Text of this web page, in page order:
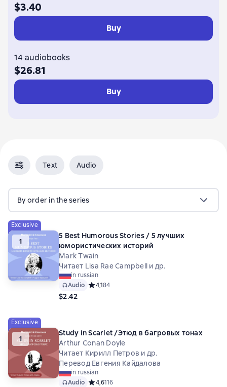
$3.40
Buy
14 audiobooks
$26.81
Buy
Text Audio
By order in the series
Exclusive
1
5 Best Humorous Stories / 5 лучших
юмористических историй
Mark Twain
Читает Lisa Rae Campbell и др.
in russian
Audio Средний рейтинг 4,1 на основе 84 оценок
4,184
$2.42
Exclusive
1
Study in Scarlet /Этюд в багровых тонах
Arthur Conan Doyle
Читает Кирилл Петров и др.
Перевод Евгения Кайдалова
in russian
Audio Средний рейтинг 4,6 на основе 116 оценок
4,6116